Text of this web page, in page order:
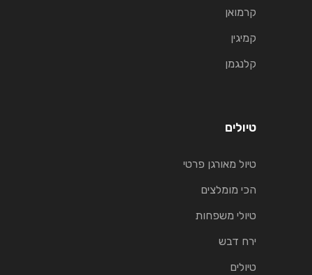
קרמואן
קמיגין
קלנגמן
טיולים
טיול מאורגן פרטי
הכי מומלצים
טיולי משפחות
ירח דבש
טיולים